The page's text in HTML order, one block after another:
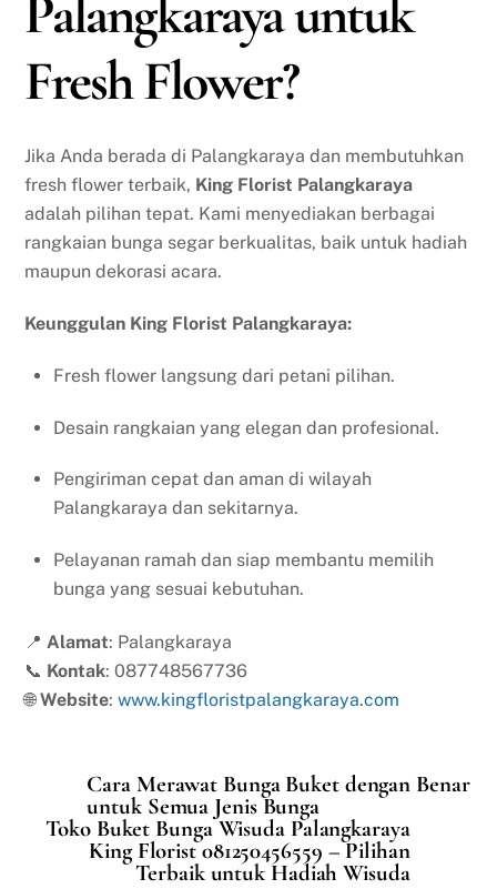
Palangkaraya untuk
Fresh Flower?
Jika Anda berada di Palangkaraya dan membutuhkan
fresh flower terbaik, King Florist Palangkaraya
adalah pilihan tepat. Kami menyediakan berbagai
rangkaian bunga segar berkualitas, baik untuk hadiah
maupun dekorasi acara.
Keunggulan King Florist Palangkaraya:
Fresh flower langsung dari petani pilihan.
Desain rangkaian yang elegan dan profesional.
Pengiriman cepat dan aman di wilayah
Palangkaraya dan sekitarnya.
Pelayanan ramah dan siap membantu memilih
bunga yang sesuai kebutuhan.
📍Alamat: Palangkaraya
📞 Kontak: 087748567736
🌐Website:www.kingfloristpalangkaraya.com
Cara Merawat Bunga Buket dengan Benar
untuk Semua Jenis Bunga
Toko Buket Bunga Wisuda Palangkaraya
King Florist 081250456559 – Pilihan
Terbaik untuk Hadiah Wisuda